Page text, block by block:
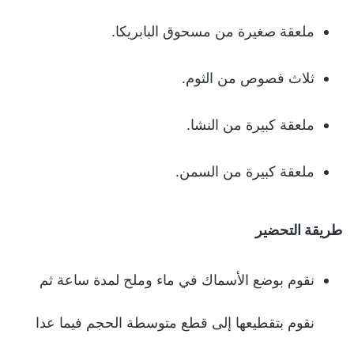
ملعقة صغيرة من مسحوق البابريكا.
ثلاث فصوص من الثوم.
ملعقة كبيرة من النشا.
ملعقة كبيرة من السمن.
طريقة التحضير
نقوم بوضع الأسماك في ماء وملح لمدة ساعة ثم
نقوم بتقطيعها إلى قطع متوسطة الحجم فيما عدا